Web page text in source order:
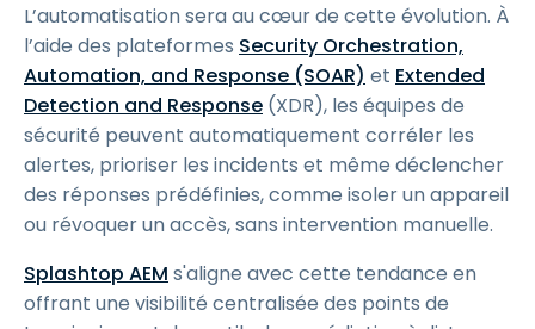
L’automatisation sera au cœur de cette évolution. À
l’aide des plateformes Security Orchestration,
Automation, and Response (SOAR) et Extended
Detection and Response (XDR), les équipes de
sécurité peuvent automatiquement corréler les
alertes, prioriser les incidents et même déclencher
des réponses prédéfinies, comme isoler un appareil
ou révoquer un accès, sans intervention manuelle.
Splashtop AEM s'aligne avec cette tendance en
offrant une visibilité centralisée des points de